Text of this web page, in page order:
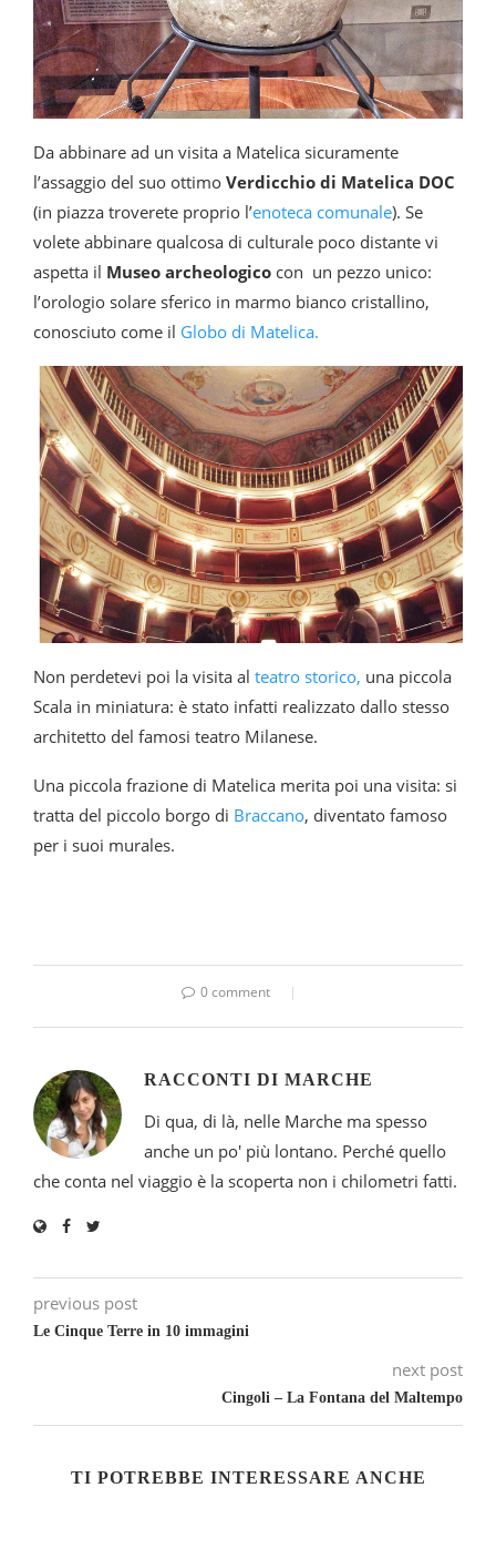
Da abbinare ad un visita a Matelica sicuramente
l’assaggio del suo ottimo Verdicchio di Matelica DOC
(in piazza troverete proprio l’enoteca comunale). Se
volete abbinare qualcosa di culturale poco distante vi
aspetta il Museo archeologico con un pezzo unico:
l’orologio solare sferico in marmo bianco cristallino,
conosciuto come il Globo di Matelica.
Non perdetevi poi la visita al teatro storico, una piccola
Scala in miniatura: è stato infatti realizzato dallo stesso
architetto del famosi teatro Milanese.
Una piccola frazione di Matelica merita poi una visita: si
tratta del piccolo borgo di Braccano, diventato famoso
per i suoi murales.
0 comment
RACCONTI DI MARCHE
Di qua, di là, nelle Marche ma spesso
anche un po' più lontano. Perché quello
che conta nel viaggio è la scoperta non i chilometri fatti.
previous post
Le Cinque Terre in 10 immagini
next post
Cingoli – La Fontana del Maltempo
TI POTREBBE INTERESSARE ANCHE